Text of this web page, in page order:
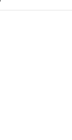
elképesztő áron